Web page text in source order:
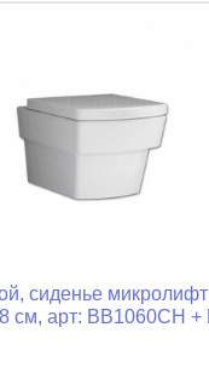
сиденье
см, арт: BB1060CH +